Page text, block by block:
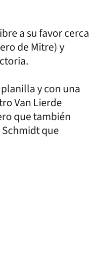
a su favor cerca
de Mitre) y
y con una
Van Lierde
que también
que